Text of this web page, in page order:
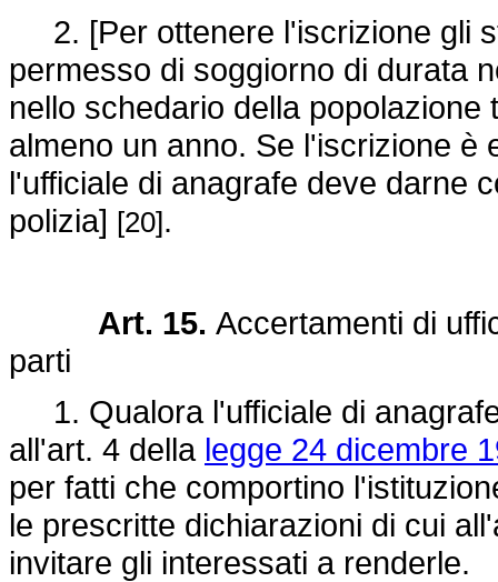
2. [Per ottenere l'iscrizione gli
permesso di soggiorno di durata
nello schedario della
almeno un anno. Se l'iscrizione è
l'ufficiale di anagrafe deve darne
polizia] [20].
Art. 15. Accertamenti di
parti
1. Qualora l'ufficiale di
all'art. 4 della legge 24 dicembre
per fatti che comportino
le prescritte dichiarazioni di cui
invitare gli interessati a renderle.